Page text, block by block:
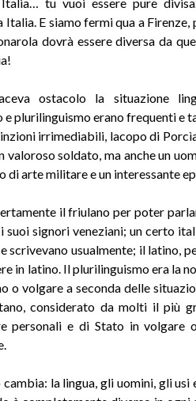
E siamo fermi qua a Firenze,
dovrà essere diversa da
ostacolo la situazione
plurilinguismo erano frequenti e
irrimediabili, lacopo di
soldato, ma anche un
di arte militare e un interessante
il friulano per poter
signori veneziani; un certo
usualmente; il latino,
in latino. Il plurilinguismo era la
o volgare a seconda delle
considerato da molti il più
personali e di Stato in volgare
la lingua, gli uomini, gli usi